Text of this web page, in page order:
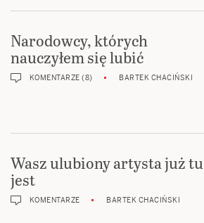
Narodowcy, których
nauczyłem się lubić
KOMENTARZE (8) BARTEK CHACIŃSKI
Wasz ulubiony artysta już tu
jest
KOMENTARZE BARTEK CHACIŃSKI